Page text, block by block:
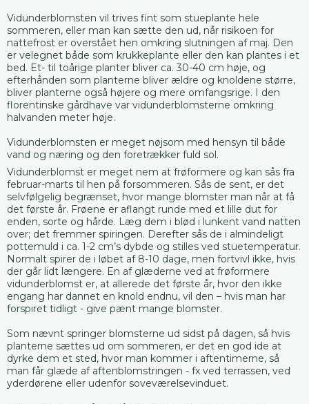
Vidunderblomsten vil trives fint som stueplante hele
sommeren, eller man kan sætte den ud, når risikoen for
nattefrost er overstået hen omkring slutningen af maj. Den
er velegnet både som krukkeplante eller den kan plantes i et
bed. Et- til toårige planter bliver ca. 30-40 cm høje, og
efterhånden som planterne bliver ældre og knoldene større,
bliver planterne også højere og mere omfangsrige. I den
florentinske gårdhave var vidunderblomsterne omkring
halvanden meter høje.
Vidunderblomsten er meget nøjsom med hensyn til både
vand og næring og den foretrækker fuld sol.
Vidunderblomst er meget nem at frøformere og kan sås fra
februar-marts til hen på forsommeren. Sås de sent, er det
selvfølgelig begrænset, hvor mange blomster man når at få
det første år. Frøene er aflangt runde med et lille dut for
enden, sorte og hårde. Læg dem i blød i lunkent vand natten
over; det fremmer spiringen. Derefter sås de i almindeligt
pottemuld i ca. 1-2 cm’s dybde og stilles ved stuetemperatur.
Normalt spirer de i løbet af 8-10 dage, men fortvivl ikke, hvis
der går lidt længere. En af glæderne ved at frøformere
vidunderblomst er, at allerede det første år, hvor den ikke
engang har dannet en knold endnu, vil den – hvis man har
forspiret tidligt - give pænt mange blomster.
Som nævnt springer blomsterne ud sidst på dagen, så hvis
planterne sættes ud om sommeren, er det en god ide at
dyrke dem et sted, hvor man kommer i aftentimerne, så
man får glæde af aftenblomstringen - fx ved terrassen, ved
yderdørene eller udenfor soveværelsevinduet.